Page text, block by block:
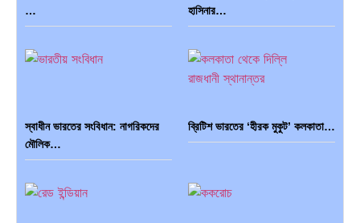
…
হাসিনার…
স্বাধীন ভারতের সংবিধান: নাগরিকদের
মৌলিক…
ব্রিটিশ ভারতের ‘হীরক মুকুট’ কলকাতা…